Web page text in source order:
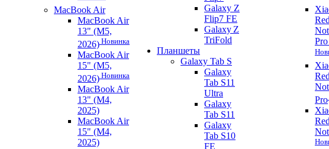
MacBook Air
MacBook Air
13" (M5,
2026) Новинка
MacBook Air
15" (M5,
2026) Новинка
MacBook Air
13" (M4,
2025)
MacBook Air
15" (M4,
2025)
Galaxy Z
Flip7 FE
Galaxy Z
TriFold
Планшеты
Galaxy Tab S
Galaxy
Tab S11
Ultra
Galaxy
Tab S11
Galaxy
Tab S10
FE
Pro